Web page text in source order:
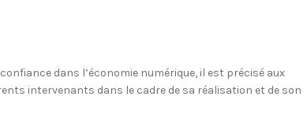
dans l’économie numérique, il est précisé aux
intervenants dans le cadre de sa réalisation et de son